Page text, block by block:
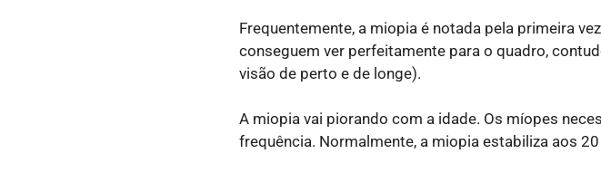
Frequentemente, a miopia é notada pela primeira
conseguem ver perfeitamente para o quadro,
visão de perto e de longe).
A miopia vai piorando com a idade. Os míopes
frequência. Normalmente, a miopia estabiliza aos